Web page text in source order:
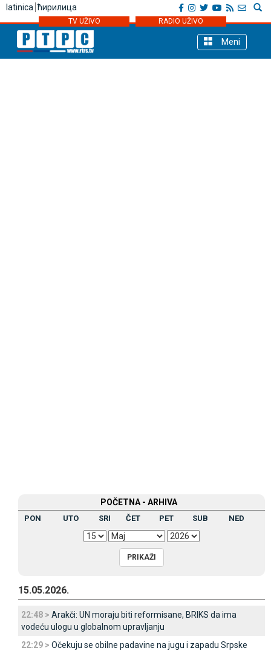
latinica ћирилица
TV UŽIVO RADIO UŽIVO
Meni
POČETNA - ARHIVA
PON UTO SRI ČET PET SUB NED
15.05.2026.
22:48 > Arakči: UN moraju biti reformisane, BRIKS da ima
vodeću ulogu u globalnom upravljanju
22:29 > Očekuju se obilne padavine na jugu i zapadu Srpske